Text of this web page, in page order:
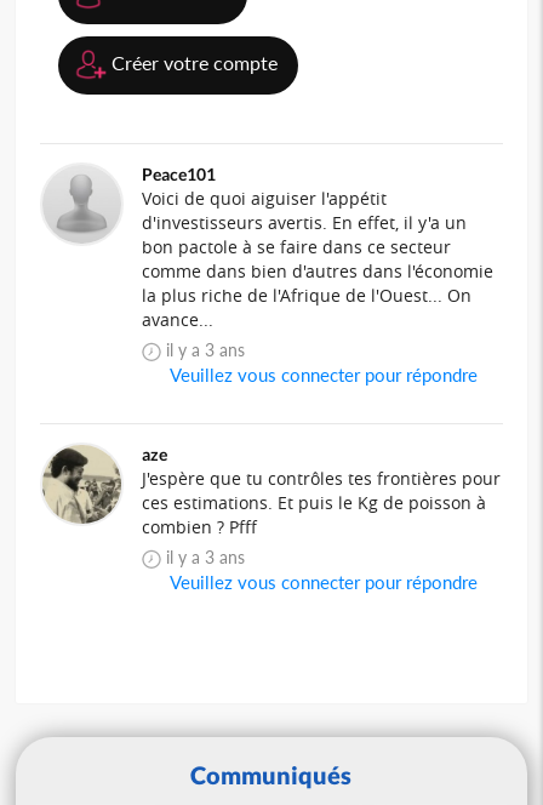
Créer votre compte
Peace101
Voici de quoi aiguiser l'appétit
d'investisseurs avertis. En effet, il y'a un
bon pactole à se faire dans ce secteur
comme dans bien d'autres dans l'économie
la plus riche de l'Afrique de l'Ouest... On
avance...
il y a 3 ans
Veuillez vous connecter pour répondre
aze
J'espère que tu contrôles tes frontières pour
ces estimations. Et puis le Kg de poisson à
combien ? Pfff
il y a 3 ans
Veuillez vous connecter pour répondre
Communiqués